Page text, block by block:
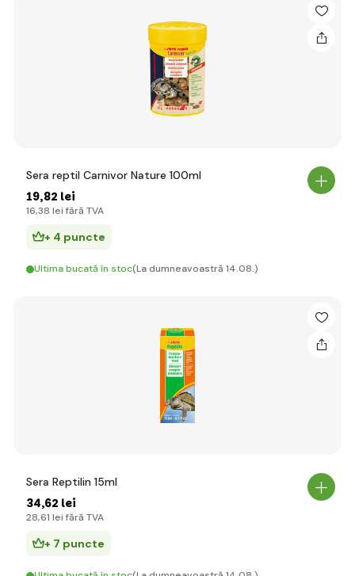
Sera reptil Carnivor Nature 100ml
19,82 lei
16,38 lei fără TVA
+ 4 puncte
Ultima bucată în stoc(La dumneavoastră 14.08.)
Sera Reptilin 15ml
34,62 lei
28,61 lei fără TVA
+ 7 puncte